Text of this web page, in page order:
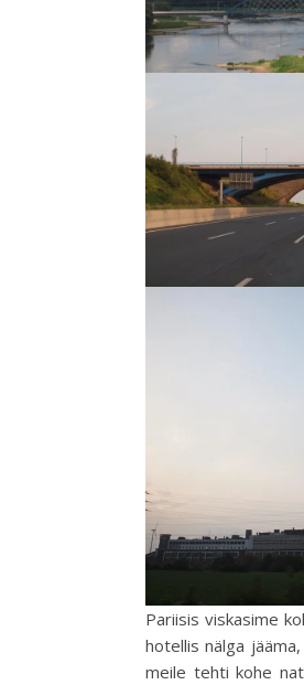
Pariisis viskasime
hotellis nälga
meile tehti kohe